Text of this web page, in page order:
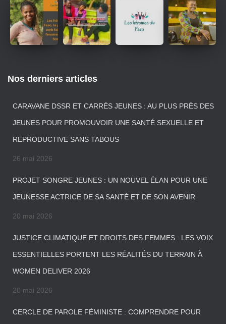
Nos derniers articles
CARAVANE DSSR ET CARRÉS JEUNES : AU PLUS PRÈS DES
JEUNES POUR PROMOUVOIR UNE SANTÉ SEXUELLE ET
REPRODUCTIVE SANS TABOUS
26 mai 2026
PROJET SONGRE JEUNES : UN NOUVEL ÉLAN POUR UNE
JEUNESSE ACTRICE DE SA SANTÉ ET DE SON AVENIR
20 mai 2026
JUSTICE CLIMATIQUE ET DROITS DES FEMMES : LES VOIX
ESSENTIELLES PORTENT LES RÉALITÉS DU TERRAIN À
WOMEN DELIVER 2026
20 mai 2026
CERCLE DE PAROLE FÉMINISTE : COMPRENDRE POUR